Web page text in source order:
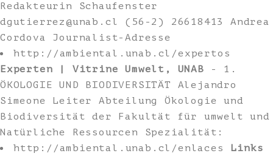
Redakteurin Schaufenster
dgutierrez@unab.cl
(56-2) 26618413 Andrea
Cordova Journalist-Adresse
http://ambiental.unab.cl/expertos
Experten | Vitrine Umwelt, UNAB - 1.
ÖKOLOGIE UND BIODIVERSITÄT Alejandro
Simeone Leiter Abteilung Ökologie und
Biodiversität der Fakultät für umwelt und
Natürliche Ressourcen Spezialität:
http://ambiental.unab.cl/enlaces Links